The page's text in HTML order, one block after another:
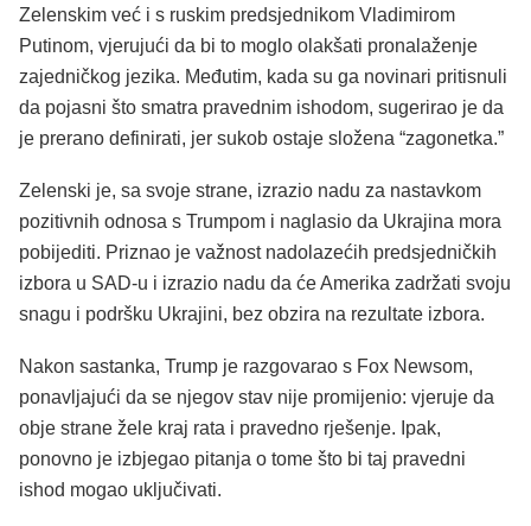
Zelenskim već i s ruskim predsjednikom Vladimirom
Putinom, vjerujući da bi to moglo olakšati pronalaženje
zajedničkog jezika. Međutim, kada su ga novinari pritisnuli
da pojasni što smatra pravednim ishodom, sugerirao je da
je prerano definirati, jer sukob ostaje složena “zagonetka.”
Zelenski je, sa svoje strane, izrazio nadu za nastavkom
pozitivnih odnosa s Trumpom i naglasio da Ukrajina mora
pobijediti. Priznao je važnost nadolazećih predsjedničkih
izbora u SAD-u i izrazio nadu da će Amerika zadržati svoju
snagu i podršku Ukrajini, bez obzira na rezultate izbora.
Nakon sastanka, Trump je razgovarao s Fox Newsom,
ponavljajući da se njegov stav nije promijenio: vjeruje da
obje strane žele kraj rata i pravedno rješenje. Ipak,
ponovno je izbjegao pitanja o tome što bi taj pravedni
ishod mogao uključivati.